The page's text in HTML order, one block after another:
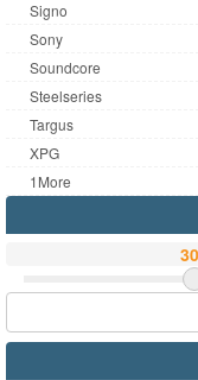
Signo
Sony
Soundcore
Steelseries
Targus
XPG
1More